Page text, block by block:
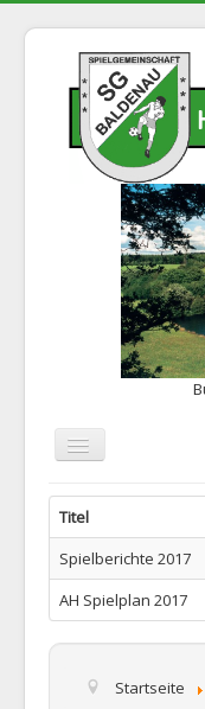
Navigation
1.
2.
AH
Titel
Spielberichte 2017
AH Spielplan 2017
Startseite